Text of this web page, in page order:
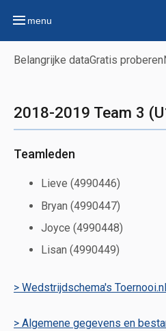
menu
Belangrijke dataGratis proberen
2018-2019 Team 3
Teamleden
Lieve (4990446)
Bryan (4990447)
Joyce (4990448)
Lisan (4990449)
> Wedstrijdschema's Toernooi.nl
> Algemene gegevens en